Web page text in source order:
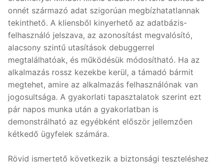
onnét származó adat szigorúan megbízhatatlannak
tekinthető. A kliensből kinyerhető az adatbázis-
felhasználó jelszava, az azonosítást megvalósító,
alacsony szintű utasítások debuggerrel
megtalálhatóak, és működésük módosítható. Ha az
alkalmazás rossz kezekbe kerül, a támadó bármit
megtehet, amire az alkalmazás felhasználónak van
jogosultsága. A gyakorlati tapasztalatok szerint ezt
pár napos munka után a gyakorlatban is
demonstrálható az egyébként először jellemzően
kétkedő ügyfelek számára.
Rövid ismertető következik a biztonsági teszteléshez